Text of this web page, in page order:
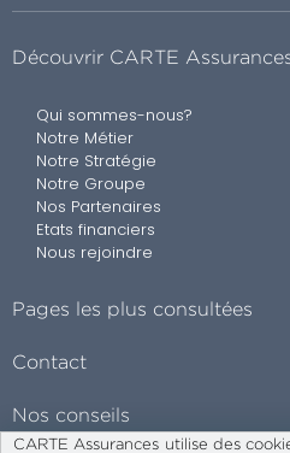
Découvrir CARTE
Qui sommes-nous?
Notre Métier
Notre Stratégie
Notre Groupe
Nos Partenaires
Etats financiers
Nous rejoindre
Pages les plus consultées
Contact
Nos conseils
CARTE Assurances utilise des